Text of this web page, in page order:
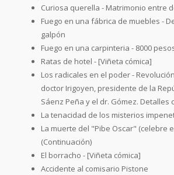
Curiosa querella - Matrimonio entre
Fuego en una fábrica de muebles -
galpón
Fuego en una carpinteria - 8000
Ratas de hotel - [Viñeta cómica]
Los radicales en el poder -
doctor Irigoyen, presidente de la
Sáenz Peña y el dr. Gómez. Detalles
La tenacidad de los misterios
La muerte del "Pibe Oscar" (celebre
(Continuación)
El borracho - [Viñeta cómica]
Accidente al comisario Pistone